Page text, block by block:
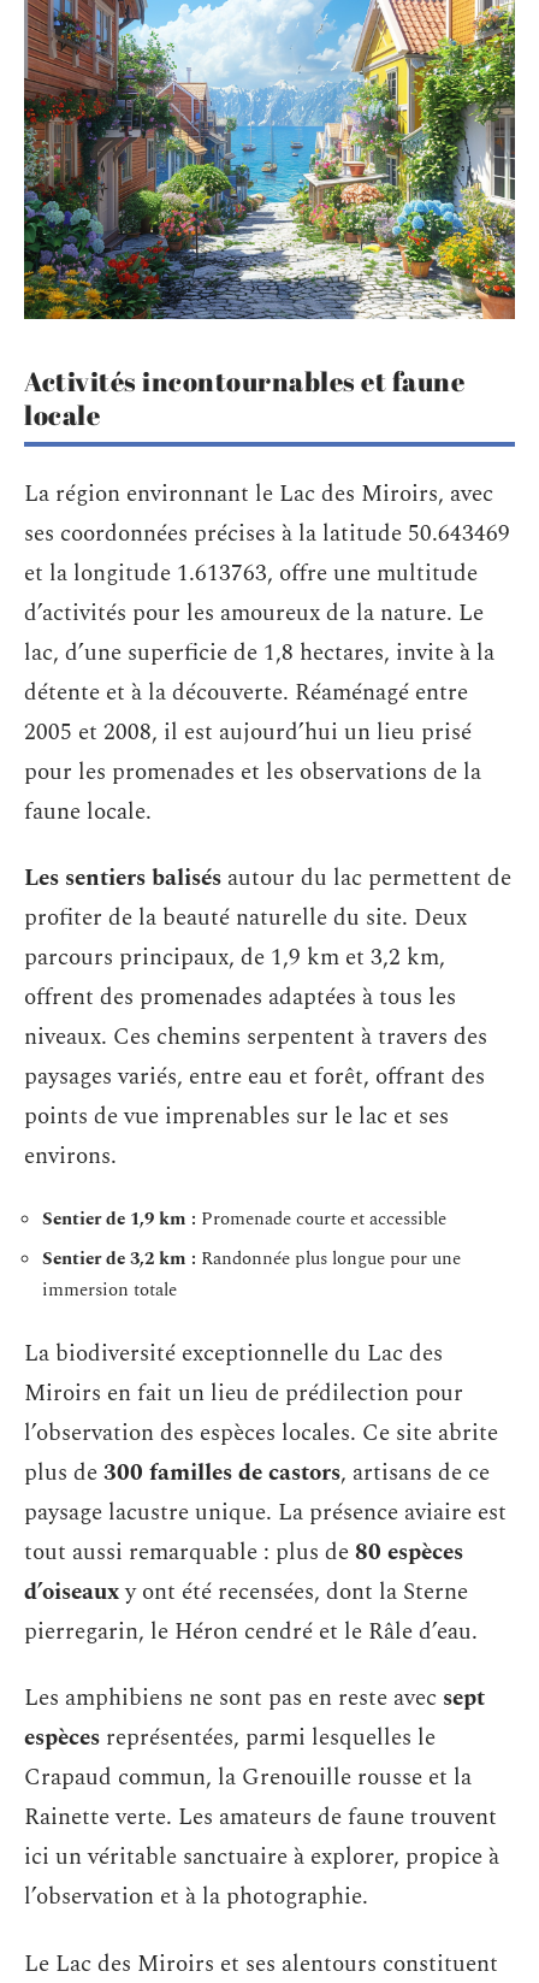
Activités incontournables et faune
locale
La région environnant le Lac des Miroirs, avec
ses coordonnées précises à la latitude 50.643469
et la longitude 1.613763, offre une multitude
d’activités pour les amoureux de la nature. Le
lac, d’une superficie de 1,8 hectares, invite à la
détente et à la découverte. Réaménagé entre
2005 et 2008, il est aujourd’hui un lieu prisé
pour les promenades et les observations de la
faune locale.
Les sentiers balisés autour du lac permettent de
profiter de la beauté naturelle du site. Deux
parcours principaux, de 1,9 km et 3,2 km,
offrent des promenades adaptées à tous les
niveaux. Ces chemins serpentent à travers des
paysages variés, entre eau et forêt, offrant des
points de vue imprenables sur le lac et ses
environs.
Sentier de 1,9 km : Promenade courte et accessible
Sentier de 3,2 km : Randonnée plus longue pour une
immersion totale
La biodiversité exceptionnelle du Lac des
Miroirs en fait un lieu de prédilection pour
l’observation des espèces locales. Ce site abrite
plus de300 familles de castors, artisans de ce
paysage lacustre unique. La présence aviaire est
tout aussi remarquable : plus de80 espèces
d’oiseauxy ont été recensées, dont la Sterne
pierregarin, le Héron cendré et le Râle d’eau.
Les amphibiens ne sont pas en reste avec sept
espèces représentées, parmi lesquelles le
Crapaud commun, la Grenouille rousse et la
Rainette verte. Les amateurs de faune trouvent
ici un véritable sanctuaire à explorer, propice à
l’observation et à la photographie.
Le Lac des Miroirs et ses alentours constituent